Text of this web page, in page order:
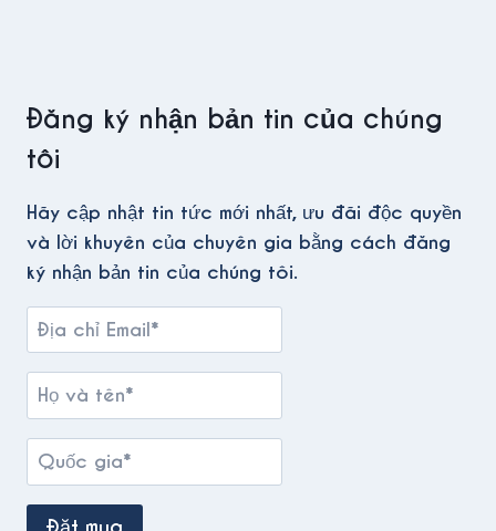
Đăng ký nhận bản tin của chúng
tôi
Hãy cập nhật tin tức mới nhất, ưu đãi độc quyền
và lời khuyên của chuyên gia bằng cách đăng
ký nhận bản tin của chúng tôi.